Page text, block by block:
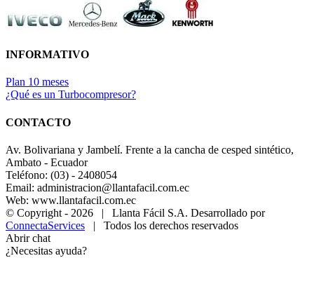
INFORMATIVO
Plan 10 meses
¿Qué es un Turbocompresor?
CONTACTO
Av. Bolivariana y Jambelí. Frente a la cancha de cesped sintético,
Ambato - Ecuador
Teléfono: (03) - 2408054
Email: administracion@llantafacil.com.ec
Web: www.llantafacil.com.ec
© Copyright - 2026 | Llanta Fácil S.A. Desarrollado por
ConnectaServices | Todos los derechos reservados
Abrir chat
¿Necesitas ayuda?